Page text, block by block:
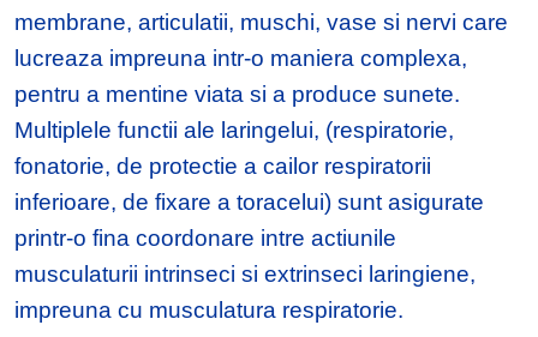
membrane, articulatii, muschi, vase si nervi care
lucreaza impreuna intr-o maniera complexa,
pentru a mentine viata si a produce sunete.
Multiplele functii ale laringelui, (respiratorie,
fonatorie, de protectie a cailor respiratorii
inferioare, de fixare a toracelui) sunt asigurate
printr-o fina coordonare intre actiunile
musculaturii intrinseci si extrinseci laringiene,
impreuna cu musculatura respiratorie.